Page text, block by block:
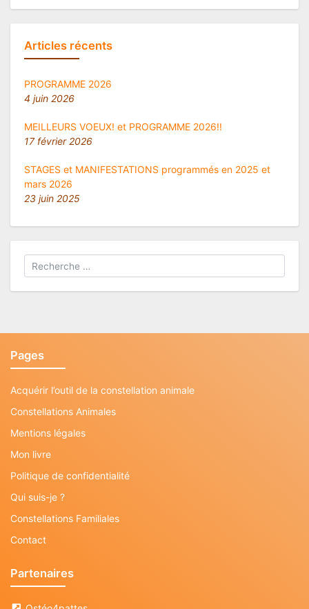
Articles récents
PROGRAMME 2026
4 juin 2026
MEILLEURS VOEUX! et PROGRAMME 2026!!
17 février 2026
STAGES et MANIFESTATIONS programmés en 2025 et
mars 2026
23 juin 2025
Pages
Acquérir l’outil de la constellation animale
Constellations Animales
Mentions légales
Mon livre
Politique de confidentialité
Qui suis-je ?
Constellations Familiales
Contact
Partenaires